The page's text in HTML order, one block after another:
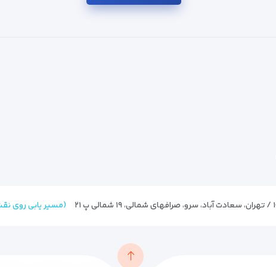
(مسیر یابی روی